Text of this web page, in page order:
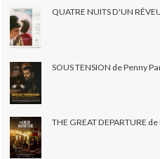
QUATRE NUITS D'UN
SOUS TENSION de Penny
THE GREAT DEPARTURE